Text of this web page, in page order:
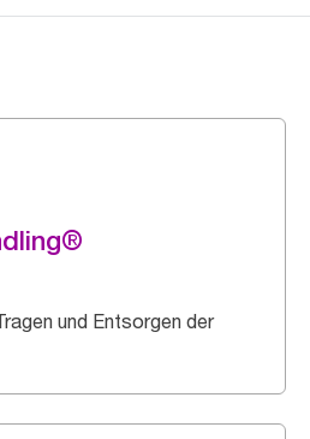
und Entsorgen der